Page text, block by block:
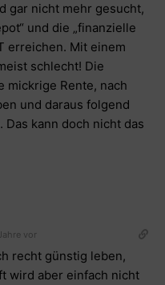
gar nicht mehr gesucht,
und die „finanzielle
erreichen. Mit einem
schlecht! Die
mickrige Rente, nach
und daraus folgend
kann doch nicht das
vor
recht günstig leben,
wird aber einfach nicht